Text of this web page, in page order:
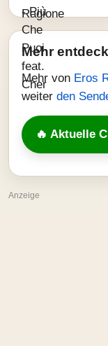
Mehr
Mehr von Eros
weiter den
🔥 Aktuelle
Anzeige